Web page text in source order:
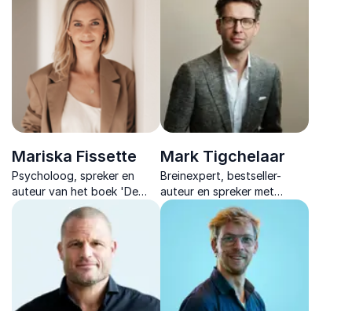
nemen en samen sterker te
presteren. Maak de ander
over veerkracht, regie en
leven vanuit eigen waarden.
Mariska Fissette
Psycholoog, spreker en
auteur van het boek 'De
Work-Life Revolutie'. Ze
praat over de uitdagingen
van drukbezette
professionals en pakt ze
Mark Tigchelaar
Breinexpert, bestseller-
auteur en spreker met
impact. Hij helpt teams en
organisaties om focus te
hervinden en slimmer te